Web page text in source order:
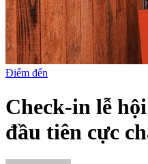
Điểm đến
Check-in lễ
đầu tiên cực